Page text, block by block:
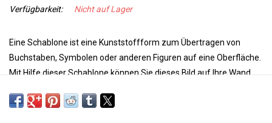
Verfügbarkeit:
Nicht auf Lager
Eine Schablone ist eine Kunststoffform zum Übertragen von
Buchstaben, Symbolen oder anderen Figuren auf eine Oberfläche.
Mit Hilfe dieser Schablone können Sie dieses Bild auf Ihre Wand,
Paintstiks mit einem Schablonenpinsel, Stofffarbe mit einem